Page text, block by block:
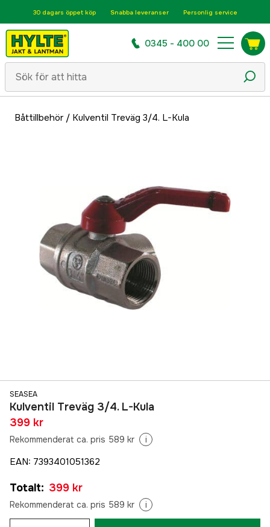
30 dagars öppet köp Snabba leveranser Personlig service
0345 - 400 00
Båttillbehör/ Kulventil Treväg 3/4. L-Kula
SEASEA
Kulventil Treväg 3/4. L-Kula
399 kr
Rekommenderat ca. pris 589 kr i
EAN: 7393401051362
Totalt: 399 kr
Rekommenderat ca. pris 589 kr i